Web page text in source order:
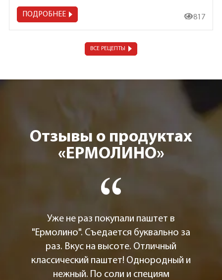
ПОДРОБНЕЕ 19 817
ВСЕ РЕЦЕПТЫ
Отзывы о продуктах
«ЕРМОЛИНО»
Уже не раз покупали паштет в
"Ермолино". Съедается буквально за
раз. Вкус на высоте. Отличный
классический паштет! Однородный и
нежный. По соли и специям